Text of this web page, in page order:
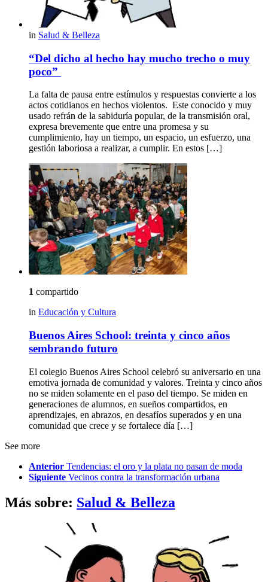
in Salud & Belleza
“Del dicho al hecho hay mucho trecho o muy
poco”
La falta de pausa entre estímulos y respuestas convierte a los
actos cotidianos en hechos violentos. Este conocido y muy
usado refrán de la sabiduría popular, de la transmisión oral,
expresa brevemente que entre una promesa y su
cumplimiento, hay un tiempo, un espacio, un esfuerzo, una
gestión laboriosa a realizar, a cumplir. En estos […]
1 compartido
in Educación y Cultura
Buenos Aires School: treinta y cinco años
sembrando futuro
El colegio Buenos Aires School celebró su aniversario en una
emotiva jornada de comunidad y valores. Treinta y cinco años
no se miden solamente en el paso del tiempo. Se miden en
generaciones de alumnos, en sueños compartidos, en
aprendizajes, en abrazos, en desafíos superados y en una
comunidad que crece y se fortalece día […]
See more
Anterior Tendencias: el oro y la plata no pasan de moda
Siguiente Vecinos contra la transformación urbana
Más sobre: Salud & Belleza